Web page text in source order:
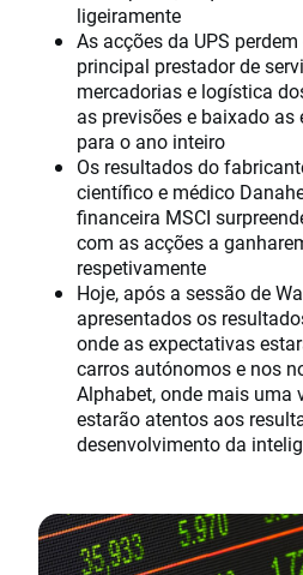
ligeiramente
As acções da UPS
principal prestador de
mercadorias e logística
as previsões e baixado
para o ano inteiro
Os resultados do
científico e médico
financeira MSCI
com as acções a
respetivamente
Hoje, após a sessão de
apresentados os
onde as expectativas
carros autónomos e nos
Alphabet, onde mais uma
estarão atentos aos
desenvolvimento da